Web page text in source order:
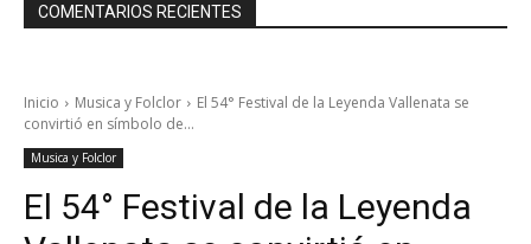
COMENTARIOS RECIENTES